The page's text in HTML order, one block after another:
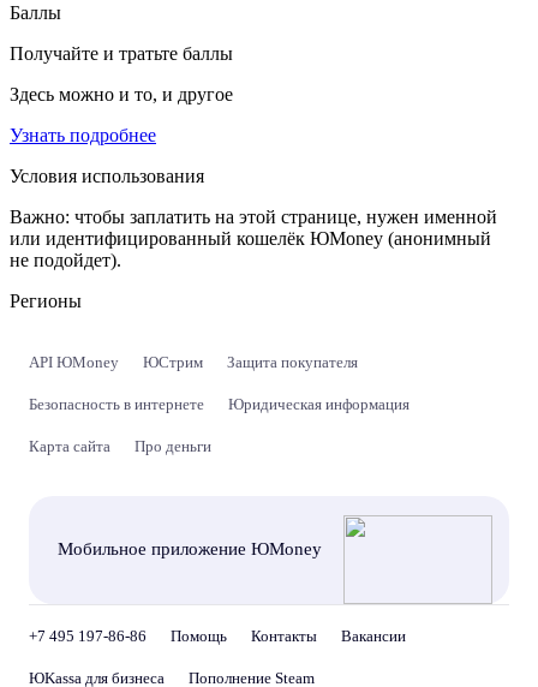
Баллы
Получайте и тратьте баллы
Здесь можно и то, и другое
Узнать подробнее
Условия использования
Важно: чтобы заплатить на этой странице, нужен именной
или идентифицированный кошелёк ЮMoney (анонимный
не подойдет).
Регионы
API ЮMoney ЮСтрим Защита покупателя
Безопасность в интернете Юридическая информация
Карта сайта Про деньги
Мобильное приложение ЮMoney
+7 495 197-86-86 Помощь Контакты Вакансии
ЮKassa для бизнеса Пополнение Steam